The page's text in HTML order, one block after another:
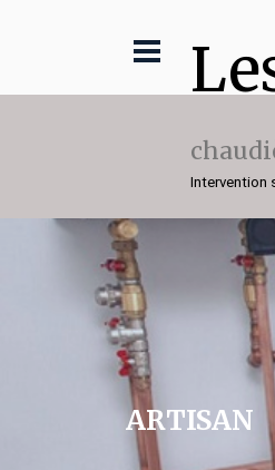
Intervention
ARTISAN